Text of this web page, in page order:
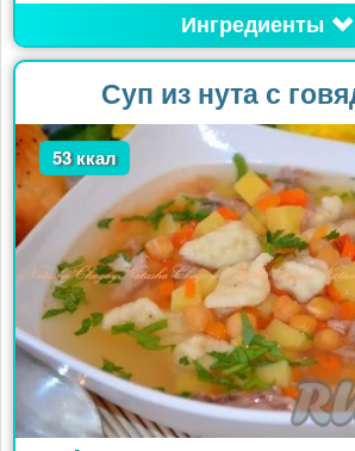
Ингредиенты
Суп из нута с
53 ккал